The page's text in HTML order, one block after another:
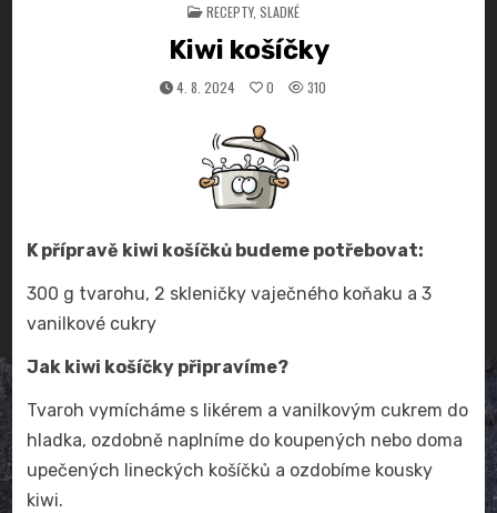
POSTED
IN
RECEPTY, SLADKÉ
Kiwi košíčky
4. 8. 2024 0 310
K přípravě kiwi košíčků budeme potřebovat:
300 g tvarohu, 2 skleničky vaječného koňaku a 3
vanilkové cukry
Jak kiwi košíčky připravíme?
Tvaroh vymícháme s likérem a vanilkovým cukrem do
hladka, ozdobně naplníme do koupených nebo doma
upečených lineckých košíčků a ozdobíme kousky
kiwi.